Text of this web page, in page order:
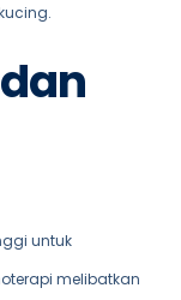
untuk
melibatkan